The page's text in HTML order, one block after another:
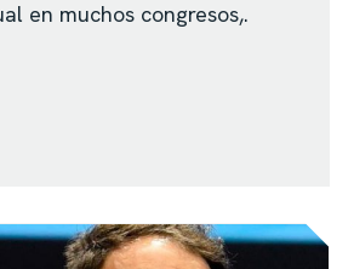
en muchos congresos,.